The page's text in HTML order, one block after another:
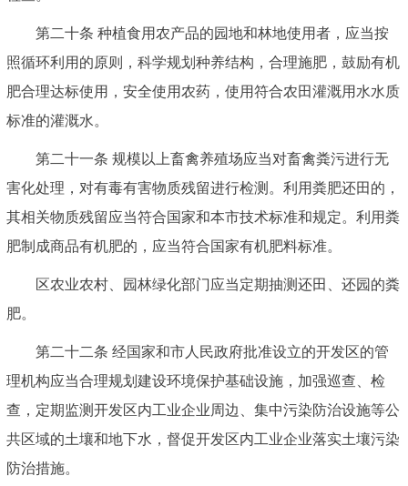
第二十条 种植食用农产品的园地和林地使用者，应当按
照循环利用的原则，科学规划种养结构，合理施肥，鼓励有机
肥合理达标使用，安全使用农药，使用符合农田灌溉用水水质
标准的灌溉水。
第二十一条 规模以上畜禽养殖场应当对畜禽粪污进行无
害化处理，对有毒有害物质残留进行检测。利用粪肥还田的，
其相关物质残留应当符合国家和本市技术标准和规定。利用粪
肥制成商品有机肥的，应当符合国家有机肥料标准。
区农业农村、园林绿化部门应当定期抽测还田、还园的粪
肥。
第二十二条 经国家和市人民政府批准设立的开发区的管
理机构应当合理规划建设环境保护基础设施，加强巡查、检
查，定期监测开发区内工业企业周边、集中污染防治设施等公
共区域的土壤和地下水，督促开发区内工业企业落实土壤污染
防治措施。